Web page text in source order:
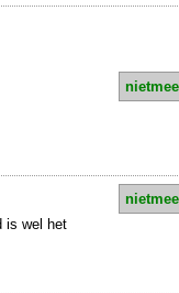
is wel het